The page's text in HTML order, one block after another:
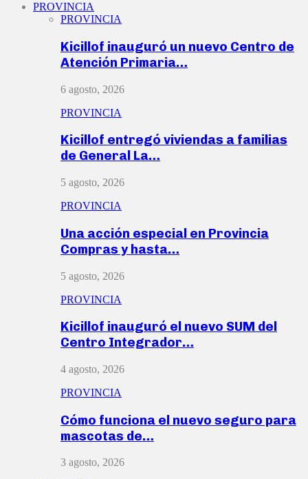
PROVINCIA
PROVINCIA
Kicillof inauguró un nuevo Centro de
Atención Primaria…
6 agosto, 2026
PROVINCIA
Kicillof entregó viviendas a familias
de General La…
5 agosto, 2026
PROVINCIA
Una acción especial en Provincia
Compras y hasta…
5 agosto, 2026
PROVINCIA
Kicillof inauguró el nuevo SUM del
Centro Integrador…
4 agosto, 2026
PROVINCIA
Cómo funciona el nuevo seguro para
mascotas de…
3 agosto, 2026